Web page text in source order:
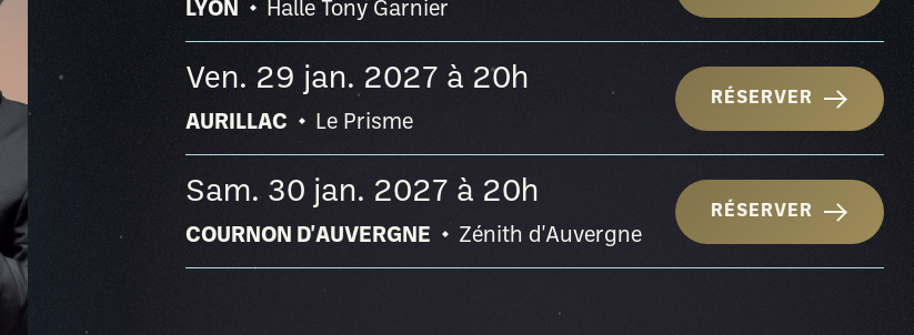
LYON Halle Tony Garnier
ven. 29 jan. 2027 à 20h
AURILLAC Le Prisme
RÉSERVER
sam. 30 jan. 2027 à 20h
COURNON D'AUVERGNE Zénith d'Auvergne
RÉSERVER